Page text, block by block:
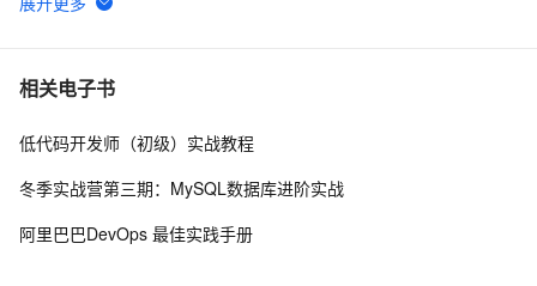
6 tailwindcss使用教程
7 我的博客即将入驻“云栖社区”，诚邀技术同仁一同入驻。
8 思科路由器的密码恢复
相关电子书
低代码开发师（初级）实战教程
冬季实战营第三期：MySQL数据库进阶实战
阿里巴巴DevOps 最佳实践手册